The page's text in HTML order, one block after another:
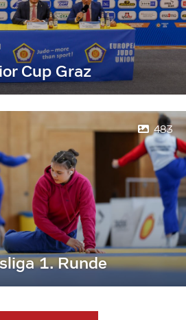
Cup Graz
483
1. Runde